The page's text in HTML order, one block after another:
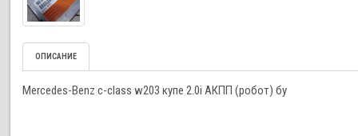
ОПИСАНИЕ
Mercedes-Benz c-class w203 купе 2.0i АКПП (робот) бу